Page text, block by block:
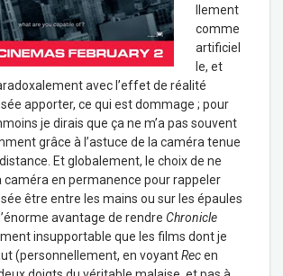
llement
comme
artificiel
le, et
avec l’effet de réalité
apporter, ce qui est dommage ; pour
je dirais que ça ne m’a pas souvent
grâce à l’astuce de la caméra tenue
Et globalement, le choix de ne
caméra en permanence pour rappeler
être entre les mains ou sur les épaules
avantage de rendre Chronicle
insupportable que les films dont je
(personnellement, en voyantRecen